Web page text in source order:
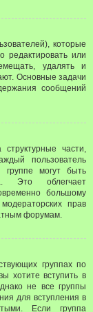
которые
или
удалять и
Основные задачи
сообщений
части,
пользователь
группе могут быть
Это облегчает
большому
прав
форумам.
группах по
хотите вступить в
не все группы
для вступления в
Если группа